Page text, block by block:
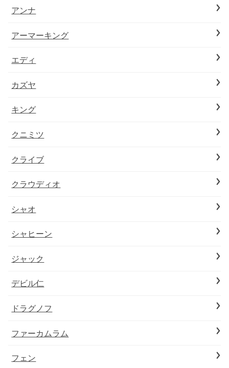
アンナ
アーマーキング
エディ
カズヤ
キング
クニミツ
クライブ
クラウディオ
シャオ
シャヒーン
ジャック
デビル仁
ドラグノフ
ファーカムラム
フェン